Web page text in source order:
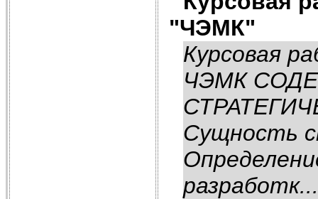
"ЧЭМК"
Курсовая
ЧЭМК
Сущность
разработк...